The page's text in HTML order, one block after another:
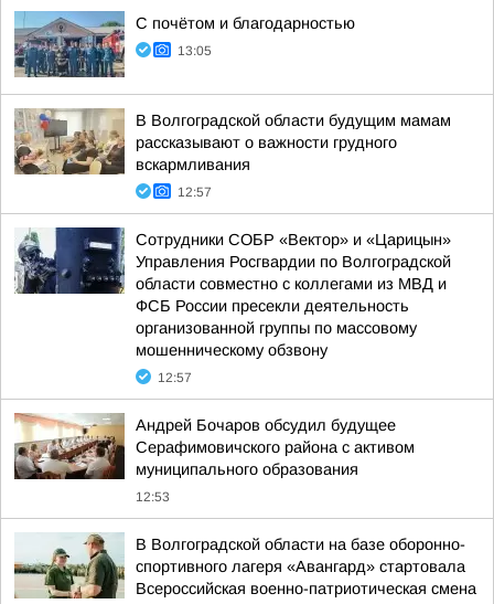
С почётом и благодарностью
13:05
В Волгоградской области будущим мамам
рассказывают о важности грудного
вскармливания
12:57
Сотрудники СОБР «Вектор» и «Царицын»
Управления Росгвардии по Волгоградской
области совместно с коллегами из МВД и
ФСБ России пресекли деятельность
организованной группы по массовому
мошенническому обзвону
12:57
Андрей Бочаров обсудил будущее
Серафимовичского района с активом
муниципального образования
12:53
В Волгоградской области на базе оборонно-
спортивного лагеря «Авангард» стартовала
Всероссийская военно-патриотическая смена